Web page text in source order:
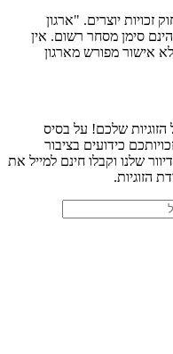
זכויות יוצרים. "ארגון
סימן מסחר רשום. אין
אישור מפורש מארגון
שלכם! על בסיס
כידועים בציבור
שלנו וקבלו חינם למייל את
הזוגיות.